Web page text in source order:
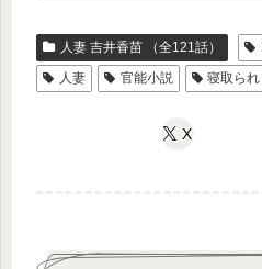
人妻 吉井香苗 （全121話）
人妻
官能小説 寝取られ
X